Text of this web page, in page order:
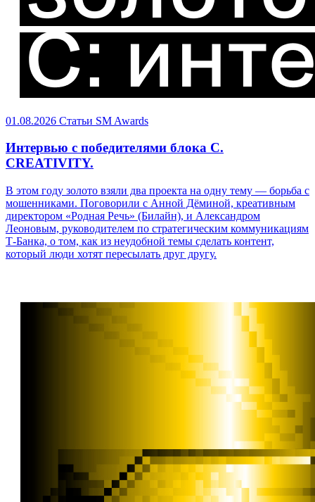
01.08.2026 Статьи SM Awards
Интервью с победителями блока C.
CREATIVITY.
В этом году золото взяли два проекта на одну тему — борьба с
мошенниками. Поговорили с Анной Дёминой, креативным
директором «Родная Речь» (Билайн), и Александром
Леоновым, руководителем по стратегическим коммуникациям
Т-Банка, о том, как из неудобной темы сделать контент,
который люди хотят пересылать друг другу.